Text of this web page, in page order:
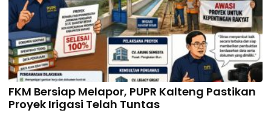
FKM Bersiap Melapor, PUPR Kalteng Pastikan
Proyek Irigasi Telah Tuntas